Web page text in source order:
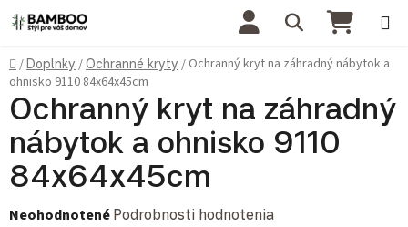
Prejsť na obsah Hľadať
Domov
/Doplnky /Ochranné kryty / Ochranný kryt na záhradný nábytok a
ohnisko 9110 84x64x45cm
Ochranný kryt na záhradný
nábytok a ohnisko 9110
84x64x45cm
Priemerné hodnotenie produktu je 0,0 z 5 hviezdičiek.
Neohodnotené Podrobnosti hodnotenia